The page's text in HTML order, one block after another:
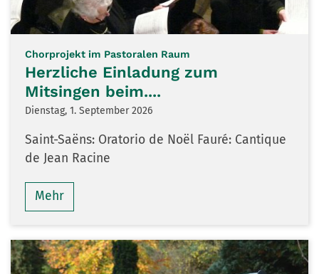
Chorprojekt im Pastoralen Raum
Herzliche Einladung zum
Mitsingen beim....
Dienstag, 1. September 2026
Saint-Saëns: Oratorio de Noël Fauré: Cantique
de Jean Racine
Mehr